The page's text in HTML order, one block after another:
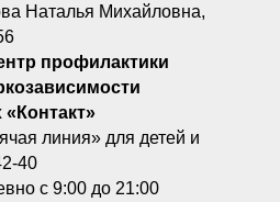
Наталья Михайловна,
профилактики
линия» для детей и
40
с 9:00 до 21:00